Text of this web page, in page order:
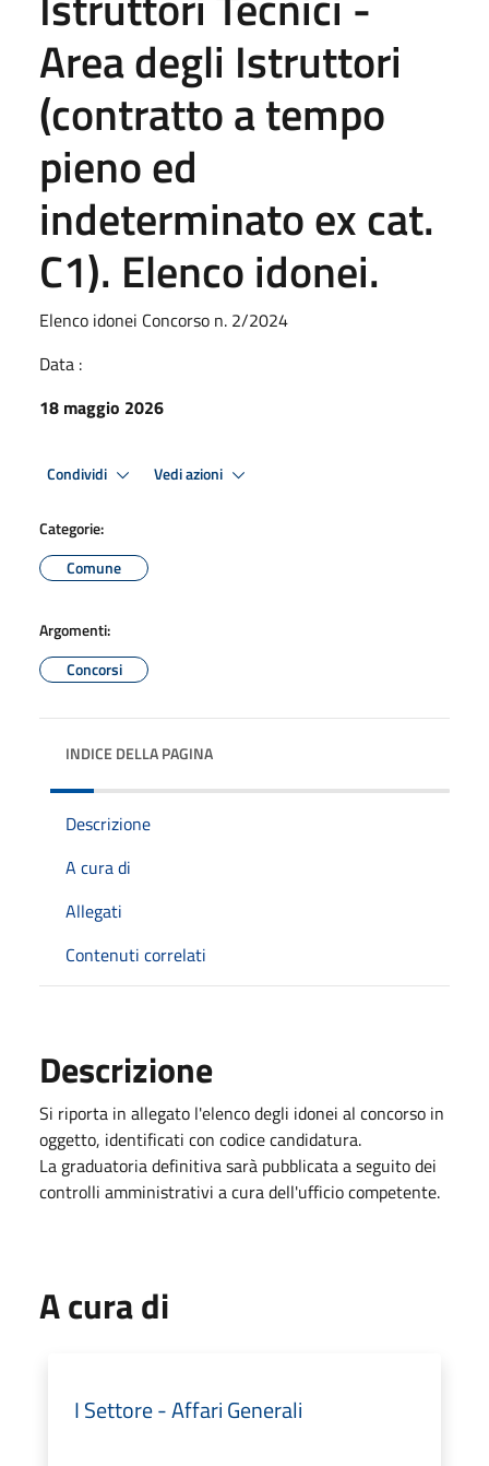
Area degli Istruttori
(contratto a tempo
pieno ed
indeterminato ex cat.
C1). Elenco idonei.
Elenco idonei Concorso n. 2/2024
Data :
18 maggio 2026
Condividi Vedi azioni
Categorie:
Comune
Argomenti:
Concorsi
INDICE DELLA PAGINA
Descrizione
A cura di
Allegati
Contenuti correlati
Descrizione
Si riporta in allegato l'elenco degli idonei al concorso in
oggetto, identificati con codice candidatura.
La graduatoria definitiva sarà pubblicata a seguito dei
controlli amministrativi a cura dell'ufficio competente.
A cura di
I Settore - Affari Generali